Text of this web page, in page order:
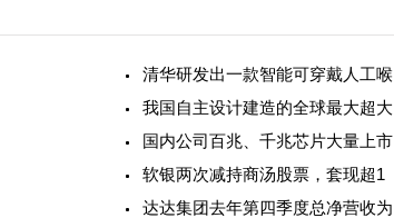
清华研发出一款智能可穿戴人工喉
我国自主设计建造的全球最大超大
国内公司百兆、千兆芯片大量上市
软银两次减持商汤股票，套现超1
达达集团去年第四季度总净营收为